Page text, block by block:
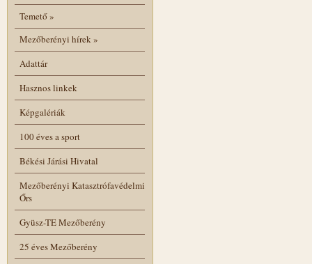
Temető»
Mezőberényi hírek»
Adattár
Hasznos linkek
Képgalériák
100 éves a sport
Békési Járási Hivatal
Mezőberényi Katasztrófavédelmi
Őrs
Gyüsz-TE Mezőberény
25 éves Mezőberény